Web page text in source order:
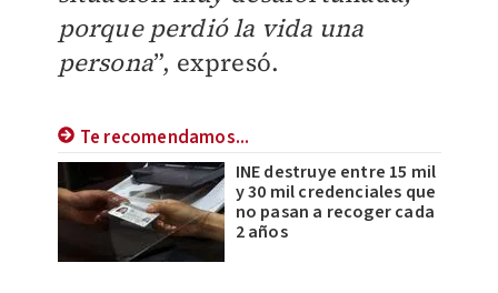
porque perdió la vida una
persona”, expresó.
Te recomendamos...
INE destruye entre 15 mil
y 30 mil credenciales que
no pasan a recoger cada
2 años